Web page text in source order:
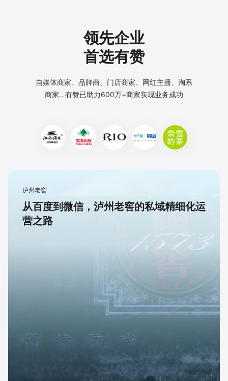
领先企业
首选有赞
自媒体商家、品牌商、门店商家、网红主播、淘系
商家…有赞已助力600万+商家实现业务成功
泸州老窖
从百度到微信，泸州老窖的私域精细化运
营之路